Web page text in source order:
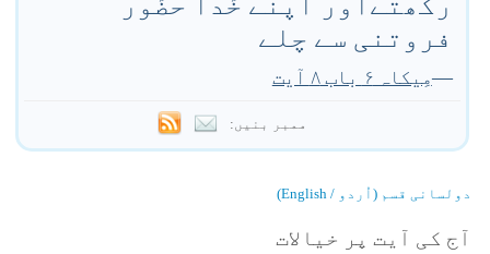
فروتنی سے چلے
—مِیکاہ ۶ باب ۸ آیت
ممبر بنیں:
دولسانی قسم (اُردو / English)
آج کی آیت پر خیالات